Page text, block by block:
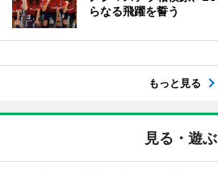
らなる飛躍を誓う
もっと見る
見る・遊ぶ